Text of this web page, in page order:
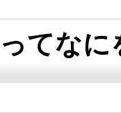
てな